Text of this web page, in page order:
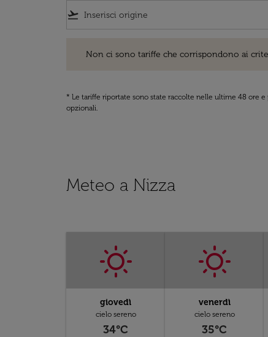
flight_takeoff
Non ci sono tariffe che corrispondono ai
* Le tariffe riportate sono state raccolte nelle ultime 48 ore
opzionali.
Meteo a Nizza
giovedì
cielo sereno
34°C
venerdì
cielo sereno
35°C